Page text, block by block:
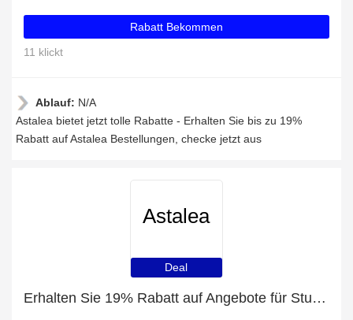
Rabatt Bekommen
11 klickt
Ablauf: N/A
Astalea bietet jetzt tolle Rabatte - Erhalten Sie bis zu 19%
Rabatt auf Astalea Bestellungen, checke jetzt aus
Astalea
Deal
Erhalten Sie 19% Rabatt auf Angebote für Studenten